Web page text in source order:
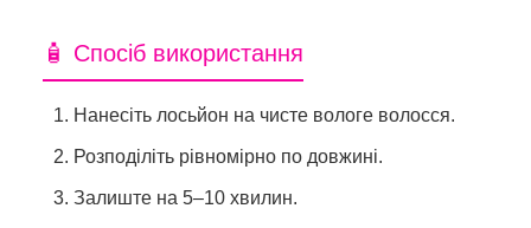
🧴 Спосіб використання
Нанесіть лосьйон на чисте вологе волосся.
Розподіліть рівномірно по довжині.
Залиште на 5–10 хвилин.